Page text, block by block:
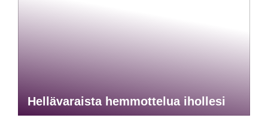
Hellävaraista hemmottelua ihollesi